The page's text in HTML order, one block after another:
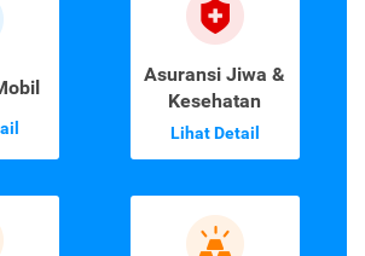
Asuransi Jiwa &
Kesehatan
Lihat Detail